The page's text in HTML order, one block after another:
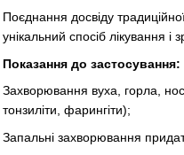
Поєднання досвіду
унікальний спосіб лікування
Показання до застосування:
Захворювання вуха, горла,
тонзиліти, фарингіти);
Запальні захворювання